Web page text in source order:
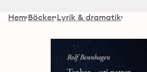
Hem Böcker Lyrik & dramatik